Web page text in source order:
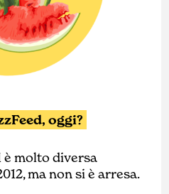
oggi?
è molto diversa
ma non si è arresa.